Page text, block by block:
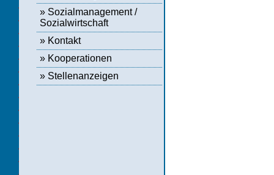
» Sozialmanagement /
Sozialwirtschaft
» Kontakt
» Kooperationen
» Stellenanzeigen